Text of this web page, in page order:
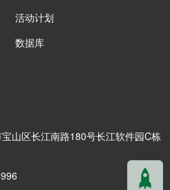
活动计划
数据库
山区长江南路180号长江软件园C栋